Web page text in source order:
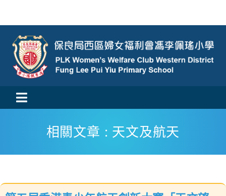
content
Toggle
Navigation
活動消息
相關文章 : 天文及航天